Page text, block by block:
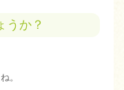
うか？
。